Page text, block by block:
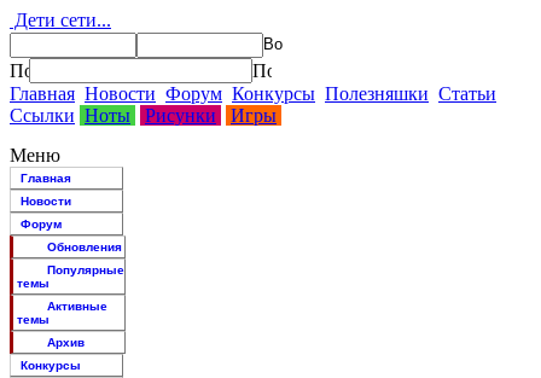
Дети сети...
Главная Новости Форум Конкурсы Полезняшки Статьи
Ссылки Ноты Рисунки
Игры
Меню
Главная
Новости
Форум
Обновления
Популярные
темы
Активные
темы
Архив
Конкурсы